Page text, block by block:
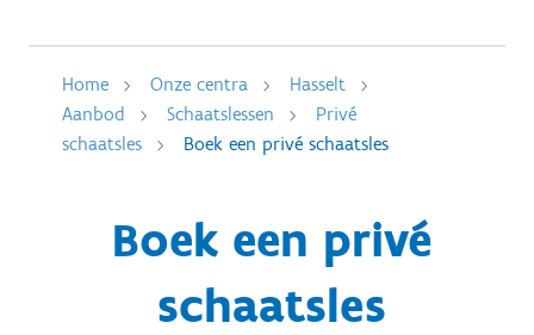
Home Onze centra
Hasselt
Aanbod
Schaatslessen
Privé
schaatsles
Boek een privé schaatsles
Boek een privé
schaatsles